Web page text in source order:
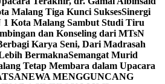
Malang Tiga Kunci SuksesSinergi
Kota Malang Sambut Studi Tiru
dan Konseling dari MTsN
Karya Seni, Dari Madrasah
BermaknaSemangat Murid
Tetap Membara dalam Upacara
MENGGUNCANG